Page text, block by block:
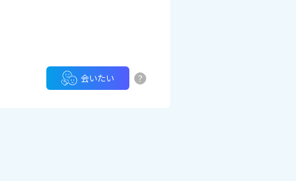
会いたい ?